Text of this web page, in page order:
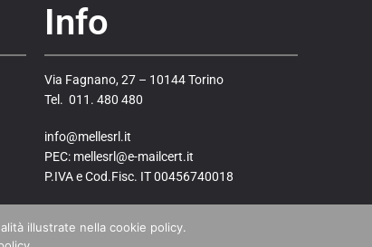
Info
Via Fagnano, 27 – 10144 Torino
Tel. 011. 480 480
info@mellesrl.it
PEC: mellesrl@e-mailcert.it
P.IVA e Cod.Fisc. IT 00456740018
illustrate nella cookie policy.